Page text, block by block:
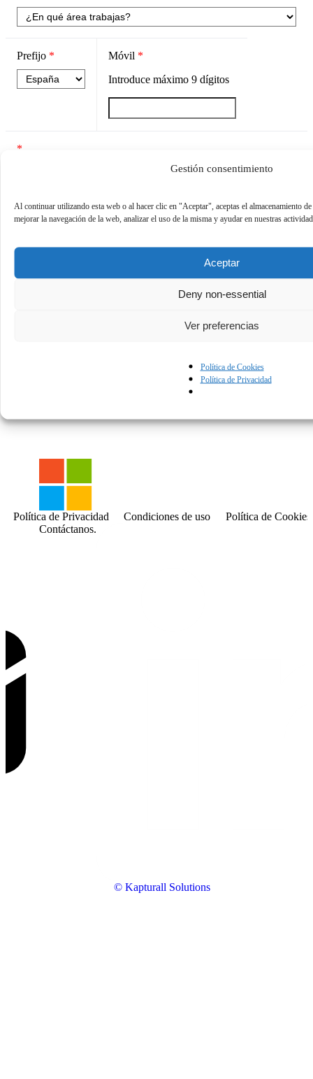
Gestión consentimiento
Al continuar utilizando esta web o al hacer clic en "Aceptar", aceptas el almacenamiento
mejorar la navegación de la web, analizar el uso de la misma y ayudar en nuestras
Aceptar
Deny non-essential
Ver preferencias
Política de Cookies
Política de Privacidad
Prefijo * Móvil *
Introduce máximo 9dígitos
*
condiciones de usoy lapolítica de
October 14, 2020
© Kapturall Solutions
Contáctanos.
Política de Privacidad Condiciones de uso Política de Cookies